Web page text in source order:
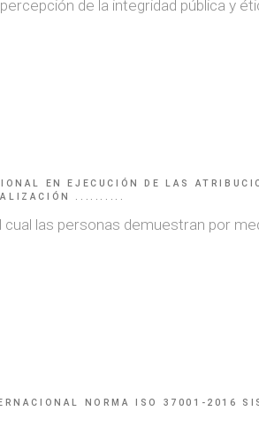
de la integridad pública y
EN EJECUCIÓN DE LAS
..........
las personas demuestran por
NORMA ISO 37001-2016